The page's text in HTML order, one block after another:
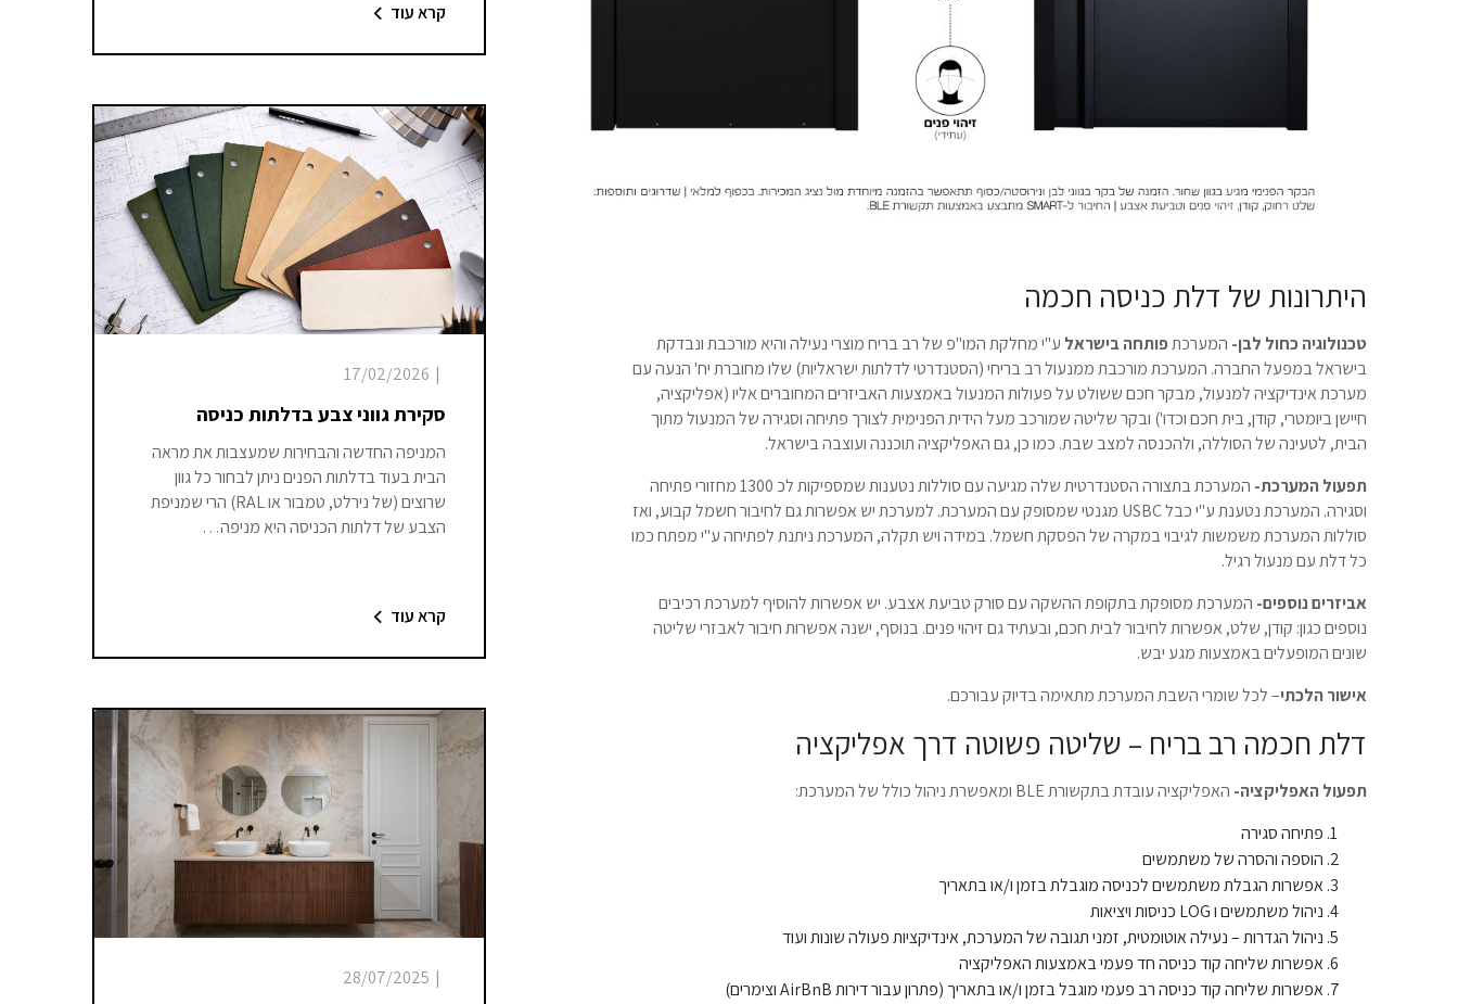
היתרונות של דלת כניסה חכמה
טכנולוגיה כחול לבן- המערכתפותחה בישראל ע"י מחלקת המו"פ של רב בריח מוצרי נעילה והיא מורכבת ונבדקת
בישראל במפעל החברה. המערכת מורכבת ממנעול רב בריחי (הסטנדרטי לדלתות ישראליות) שלו מחוברת יח' הנעה עם
מערכת אינדיקציה למנעול, מבקר חכם ששולט על פעולות המנעול באמצעות האביזרים המחוברים אליו (אפליקציה,
חיישן ביומטרי, קודן, בית חכם וכדו') ובקר שליטה שמורכב מעל הידית הפנימית לצורך פתיחה וסגירה של המנעול מתוך
הבית, לטעינה של הסוללה, ולהכנסה למצב שבת. כמו כן, גם האפליקציה תוכננה ועוצבה בישראל.
תפעול המערכת-
המערכת בתצורה הסטנדרטית שלה מגיעה עם סוללות נטענות שמספיקות לכ 1300 מחזורי פתיחה
וסגירה. המערכת נטענת ע"י כבל USBC מגנטי שמסופק עם המערכת. למערכת יש אפשרות גם לחיבור חשמל קבוע, ואז
סוללות המערכת משמשות לגיבוי במקרה של הפסקת חשמל. במידה ויש תקלה, המערכת ניתנת לפתיחה ע"י מפתח כמו
כל דלת עם מנעול רגיל.
אביזרים נוספים- המערכת מסופקת בתקופת ההשקה עם סורק טביעת אצבע. יש אפשרות להוסיף למערכת רכיבים
נוספים כגון: קודן, שלט, אפשרות לחיבור לבית חכם, ובעתיד גם זיהוי פנים. בנוסף, ישנה אפשרות חיבור לאבזרי שליטה
שונים המופעלים באמצעות מגע יבש.
אישור הלכתי– לכל שומרי השבת המערכת מתאימה בדיוק עבורכם.
דלת חכמה רב בריח – שליטה פשוטה דרך אפליקציה
תפעול האפליקציה- האפליקציה עובדת בתקשורת BLE ומאפשרת ניהול כולל של המערכת:
פתיחה סגירה
הוספה והסרה של משתמשים
אפשרות הגבלת משתמשים לכניסה מוגבלת בזמן ו/או בתאריך
ניהול משתמשים ו LOG כניסות ויציאות
ניהול הגדרות – נעילה אוטומטית, זמני תגובה של המערכת, אינדיקציות פעולה שונות ועוד
אפשרות שליחה קוד כניסה חד פעמי באמצעות האפליקציה
אפשרות שליחה קוד כניסה רב פעמי מוגבל בזמן ו/או בתאריך (פתרון עבור דירות AirBnB וצימרים)
קרא עוד
|
17/02/2026
סקירת גווני צבע בדלתות כניסה
המניפה החדשה והבחירות שמעצבות את מראה
הבית בעוד בדלתות הפנים ניתן לבחור כל גוון
שרוצים (של נירלט, טמבור או RAL) הרי שמניפת
הצבע של דלתות הכניסה היא מניפה…
קרא עוד
|
28/07/2025